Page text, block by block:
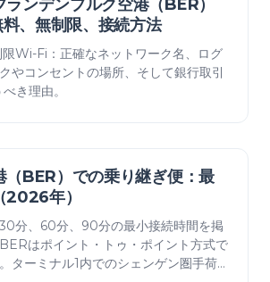
ンデンブルク空港（BER）
、無制限、接続方法
Wi-Fi：正確なネットワーク名、ログ
やコンセントの場所、そして銀行取引
き理由。
（BER）での乗り継ぎ便：最
2026年）
分、60分、90分の最小接続時間を掲
はポイント・トゥ・ポイント方式で
ターミナル1内でのシェンゲン圏手荷